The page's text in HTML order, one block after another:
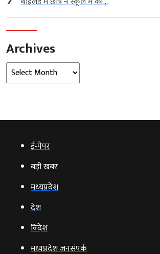
Archives
Archives
ई‑पेपर
बड़ी खबर
मध्‍यप्रदेश
देश
विदेश
मध्यप्रदेश जनसंपर्क